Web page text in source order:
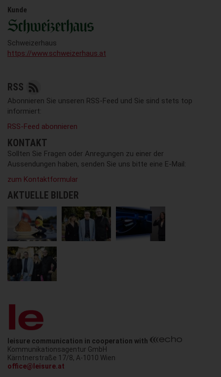
Kunde
Schweizerhaus
https://www.schweizerhaus.at
RSS
Abonnieren Sie unseren RSS-Feed und Sie sind stets top
informiert:
RSS-Feed abonnieren
KONTAKT
Sollten Sie Fragen oder Anregungen zu einer der
Aussendungen haben, senden Sie uns bitte eine E-Mail:
zum Kontaktformular
AKTUELLE BILDER
leisure communication in cooperation with
Kommunikationsagentur GmbH
Kärntnerstraße 17/8, A-1010 Wien
office@leisure.at